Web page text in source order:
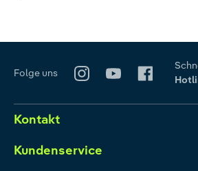
Folge uns
Kontakt
Kundenservice